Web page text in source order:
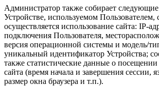
Администратор также собирает
Устройстве, используемом Пользователем,
осуществляется использование сайта: IP-
подключения Пользователя,
версия операционной системы и модель/
уникальный идентификатор Устройства;
также статистические данные о
сайта (время начала и завершения сессии,
размер окна браузера и т.п.).